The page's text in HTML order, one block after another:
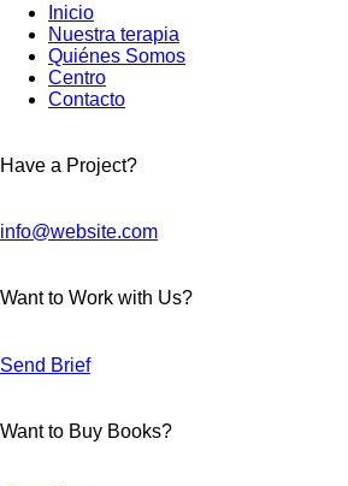
Inicio
Nuestra terapia
Quiénes Somos
Centro
Contacto
Have a Project?
info@website.com
Want to Work with Us?
Send Brief
Want to Buy Books?